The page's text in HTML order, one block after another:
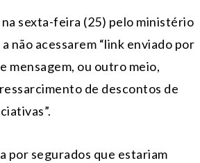
sexta-feira (25) pelo ministério
não acessarem “link enviado por
mensagem, ou outro meio,
de descontos de
por segurados que estariam